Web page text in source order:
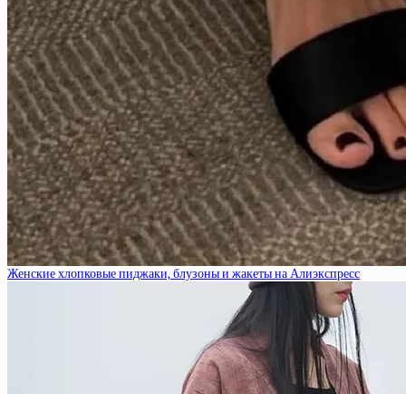
Женские хлопковые пиджаки, блузоны и жакеты на Алиэкспресс